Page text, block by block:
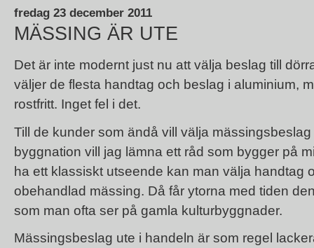
fredag 23 december 2011
MÄSSING ÄR UTE
Det är inte modernt just nu att välja beslag till
väljer de flesta handtag och beslag i aluminium,
rostfritt. Inget fel i det.
Till de kunder som ändå vill välja
byggnation vill jag lämna ett råd som bygger på
ha ett klassiskt utseende kan man välja handtag
obehandlad mässing. Då får ytorna med tiden
som man ofta ser på gamla kulturbyggnader.
Mässingsbeslag ute i handeln är som regel